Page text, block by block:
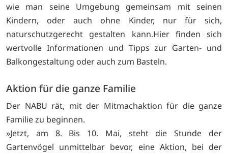
wie man seine Umgebung gemeinsam mit seinen
Kindern, oder auch ohne Kinder, nur für sich,
naturschutzgerecht gestalten kann.Hier finden sich
wertvolle Informationen und Tipps zur Garten- und
Balkongestaltung oder auch zum Basteln.
Aktion für die ganze Familie
Der NABU rät, mit der Mitmachaktion für die ganze
Familie zu beginnen.
»Jetzt, am 8. Bis 10. Mai, steht die Stunde der
Gartenvögel unmittelbar bevor, eine Aktion, bei der